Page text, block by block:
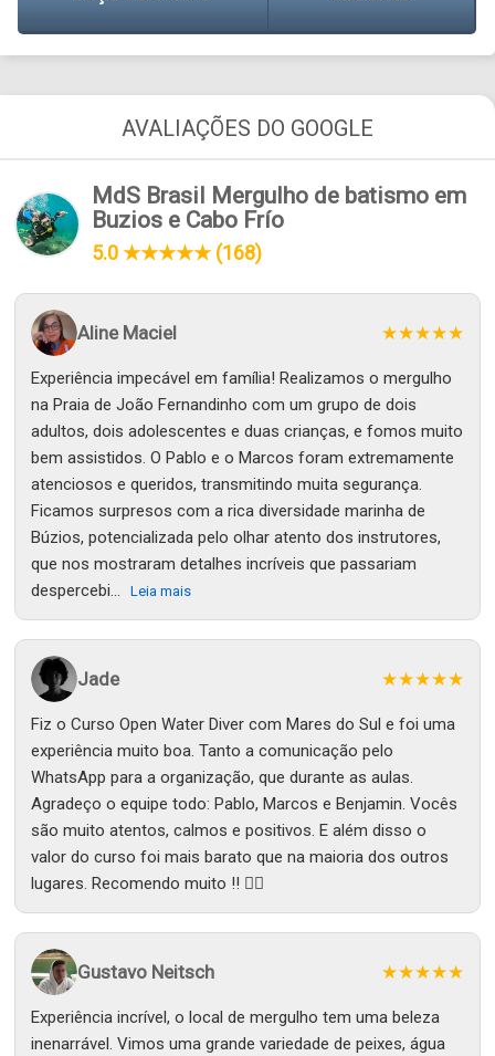
AVALIAÇÕES DO GOOGLE
MdS Brasil Mergulho de batismo em
Buzios e Cabo Frío
5.0 ★★★★★ (168)
Aline Maciel ★★★★★
Experiência impecável em família! Realizamos o mergulho
na Praia de João Fernandinho com um grupo de dois
adultos, dois adolescentes e duas crianças, e fomos muito
bem assistidos. O Pablo e o Marcos foram extremamente
atenciosos e queridos, transmitindo muita segurança.
Ficamos surpresos com a rica diversidade marinha de
Búzios, potencializada pelo olhar atento dos instrutores,
que nos mostraram detalhes incríveis que passariam
despercebi...
Leia mais
Jade ★★★★★
Fiz o Curso Open Water Diver com Mares do Sul e foi uma
experiência muito boa. Tanto a comunicação pelo
WhatsApp para a organização, que durante as aulas.
Agradeço o equipe todo: Pablo, Marcos e Benjamin. Vocês
são muito atentos, calmos e positivos. E além disso o
valor do curso foi mais barato que na maioria dos outros
lugares. Recomendo muito !! 👌🏽
Gustavo Neitsch ★★★★★
Experiência incrível, o local de mergulho tem uma beleza
inenarrável. Vimos uma grande variedade de peixes, água